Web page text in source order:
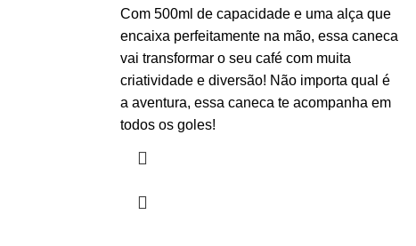
Com 500ml de capacidade e uma alça que
encaixa perfeitamente na mão, essa caneca
vai transformar o seu café com muita
criatividade e diversão! Não importa qual é
a aventura, essa caneca te acompanha em
todos os goles!